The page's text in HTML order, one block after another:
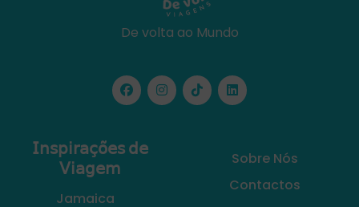
De volta ao Mundo
𝖨𝗇𝗌𝗉𝗂𝗋𝖺𝖼̧𝗈̃𝖾𝗌 𝖽𝖾
𝖵𝗂𝖺𝗀𝖾𝗆
Jamaica
Sobre Nós
Contactos